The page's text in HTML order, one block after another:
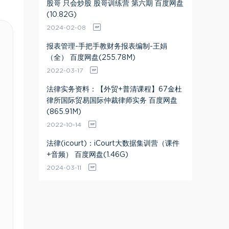
股哥 只会炒股 股哥训练营 第六期 百度网盘
(10.82G)
2024-02-08
报表管理-手把手教财务报表编制-王娟
（全） 百度网盘(255.78M)
2022-03-17
法律实务资料：【外贸+普清课程】67金杜
律所国际贸易国际仲裁律师实务 百度网盘
(865.91M)
2022-10-14
法律(icourt)：iCourt大数据集训营（课件
+音频） 百度网盘(1.46G)
2024-03-11